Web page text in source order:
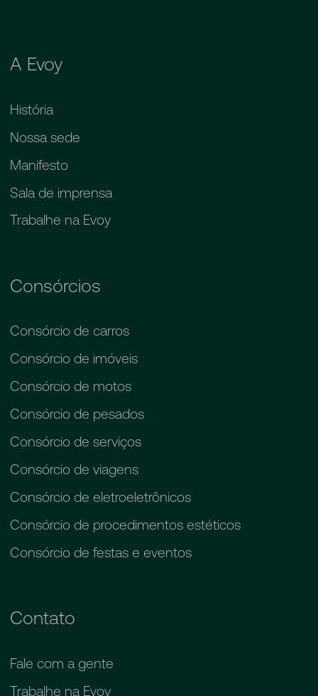
A Evoy
História
Nossa sede
Manifesto
Sala de imprensa
Trabalhe na Evoy
Consórcios
Consórcio de carros
Consórcio de imóveis
Consórcio de motos
Consórcio de pesados
Consórcio de serviços
Consórcio de viagens
Consórcio de eletroeletrônicos
Consórcio de procedimentos estéticos
Consórcio de festas e eventos
Contato
Fale com a gente
Trabalhe na Evoy